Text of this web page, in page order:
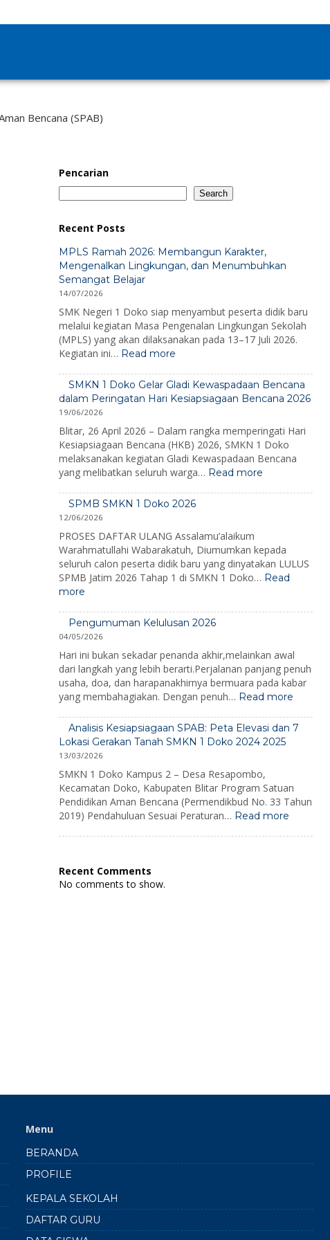
Bencana (SPAB)
Pencarian
Search
Recent Posts
MPLS Ramah 2026: Membangun Karakter,
Mengenalkan Lingkungan, dan Menumbuhkan
Semangat Belajar
14/07/2026
SMK Negeri 1 Doko siap menyambut peserta didik baru
melalui kegiatan Masa Pengenalan Lingkungan Sekolah
(MPLS) yang akan dilaksanakan pada 13–17 Juli 2026.
Kegiatan ini… Read more:
Ramah
2026:
Membangun
Mengenalkan
Lingkungan,
dan
Menumbuhkan
Semangat
SMKN 1 Doko Gelar Gladi Kewaspadaan Bencana
dalam Peringatan Hari Kesiapsiagaan Bencana 2026
19/06/2026
Blitar, 26 April 2026 – Dalam rangka memperingati Hari
Kesiapsiagaan Bencana (HKB) 2026, SMKN 1 Doko
melaksanakan kegiatan Gladi Kewaspadaan Bencana
yang melibatkan seluruh warga… Read more:
1
Kewaspadaan
Bencana
dalam
Peringatan
SPMB SMKN 1 Doko 2026
12/06/2026
PROSES DAFTAR ULANG Assalamu’alaikum
Warahmatullahi Wabarakatuh, Diumumkan kepada
seluruh calon peserta didik baru yang dinyatakan LULUS
SPMB Jatim 2026 Tahap 1 di SMKN 1 Doko… Read
more:
SMKN
1
Doko
2026
Pengumuman Kelulusan 2026
04/05/2026
Hari ini bukan sekadar penanda akhir,melainkan awal
dari langkah yang lebih berarti.Perjalanan panjang penuh
usaha, doa, dan harapanakhirnya bermuara pada kabar
yang membahagiakan. Dengan penuh… Read more:
2026
Analisis Kesiapsiagaan SPAB: Peta Elevasi dan 7
Lokasi Gerakan Tanah SMKN 1 Doko 2024 2025
13/03/2026
SMKN 1 Doko Kampus 2 – Desa Resapombo,
Kecamatan Doko, Kabupaten Blitar Program Satuan
Pendidikan Aman Bencana (Permendikbud No. 33 Tahun
2019) Pendahuluan Sesuai Peraturan… Read more:
Recent Comments
No comments to show.
Menu
BERANDA
PROFILE
KEPALA SEKOLAH
DAFTAR GURU